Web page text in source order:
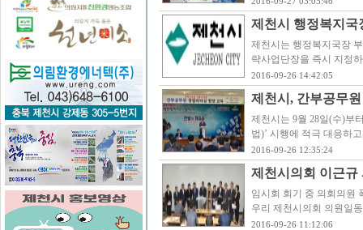
제천시 행정복지국
제천시는 행정복지국장
략사업단장을 즉시 지정
2016-09-26 14:42:05
제천시, 간부공무
제천시는 9월 28일(수)부
법)’ 시행에 적극 대응하
2016-09-26 12:35:24
제천시의회 이근규
임시회 회기 중 의회의원
우리 제천시의회 의원일
2016-09-26 11:12:06